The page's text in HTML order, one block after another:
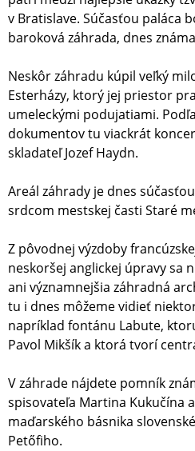
v Bratislave. Súčasťou paláca
baroková záhrada, dnes
Neskôr záhradu kúpil veľký
Esterházy, ktorý jej priestor
umeleckými podujatiami.
dokumentov tu viackrát
skladateľ Jozef Haydn.
Areál záhrady je dnes
srdcom mestskej časti Staré
Z pôvodnej výzdoby
neskoršej anglickej úpravy sa
ani významnejšia záhradná
tu i dnes môžeme vidieť
napríklad fontánu Labute,
Pavol Mikšík a ktorá tvorí
V záhrade nájdete pomník
spisovateľa Martina Kukučína
maďarského básnika
Petőfiho.